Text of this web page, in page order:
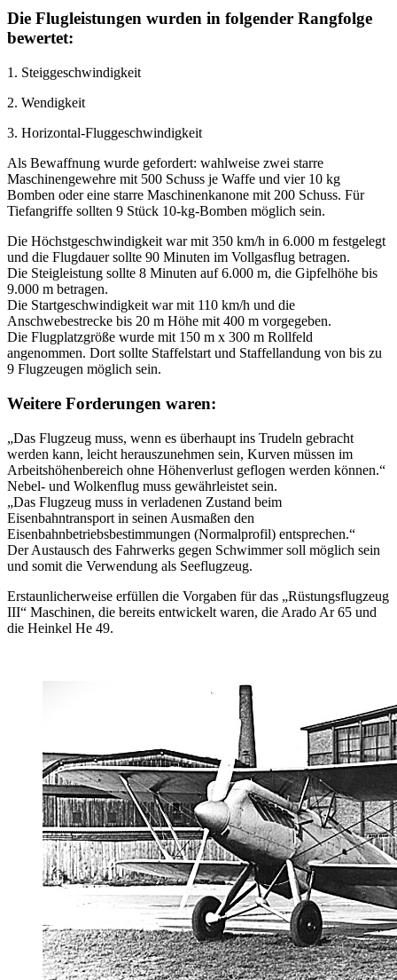
Die Flugleistungen wurden in folgender Rangfolge
bewertet:
1. Steiggeschwindigkeit
2. Wendigkeit
3. Horizontal-Fluggeschwindigkeit
Als Bewaffnung wurde gefordert: wahlweise zwei starre
Maschinengewehre mit 500 Schuss je Waffe und vier 10 kg
Bomben oder eine starre Maschinenkanone mit 200 Schuss. Für
Tiefangriffe sollten 9 Stück 10-kg-Bomben möglich sein.
Die Höchstgeschwindigkeit war mit 350 km/h in 6.000 m festgelegt
und die Flugdauer sollte 90 Minuten im Vollgasflug betragen.
Die Steigleistung sollte 8 Minuten auf 6.000 m, die Gipfelhöhe bis
9.000 m betragen.
Die Startgeschwindigkeit war mit 110 km/h und die
Anschwebestrecke bis 20 m Höhe mit 400 m vorgegeben.
Die Flugplatzgröße wurde mit 150 m x 300 m Rollfeld
angenommen. Dort sollte Staffelstart und Staffellandung von bis zu
9 Flugzeugen möglich sein.
Weitere Forderungen waren:
„Das Flugzeug muss, wenn es überhaupt ins Trudeln gebracht
werden kann, leicht herauszunehmen sein, Kurven müssen im
Arbeitshöhenbereich ohne Höhenverlust geflogen werden können.“
Nebel- und Wolkenflug muss gewährleistet sein.
„Das Flugzeug muss in verladenen Zustand beim
Eisenbahntransport in seinen Ausmaßen den
Eisenbahnbetriebsbestimmungen (Normalprofil) entsprechen.“
Der Austausch des Fahrwerks gegen Schwimmer soll möglich sein
und somit die Verwendung als Seeflugzeug.
Erstaunlicherweise erfüllen die Vorgaben für das „Rüstungsflugzeug
III“ Maschinen, die bereits entwickelt waren, die Arado Ar 65 und
die Heinkel He 49.